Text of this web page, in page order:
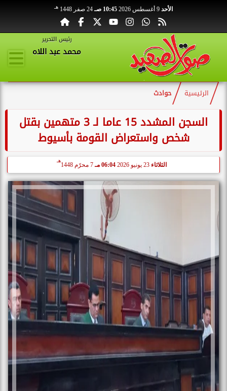
الأحد 10:45 صـ 24 صفر 1448 هـ
رئيس التحرير
محمد عبد اللاه
الرئيسية حوادث
السجن المشدد 15 عاما لـ 3 متهمين بقتل
شخص واستعراض القومة بأسيوط
الثلاثاء 23 يونيو 2026 06:04 مـ 7 محرّم 1448
هـ